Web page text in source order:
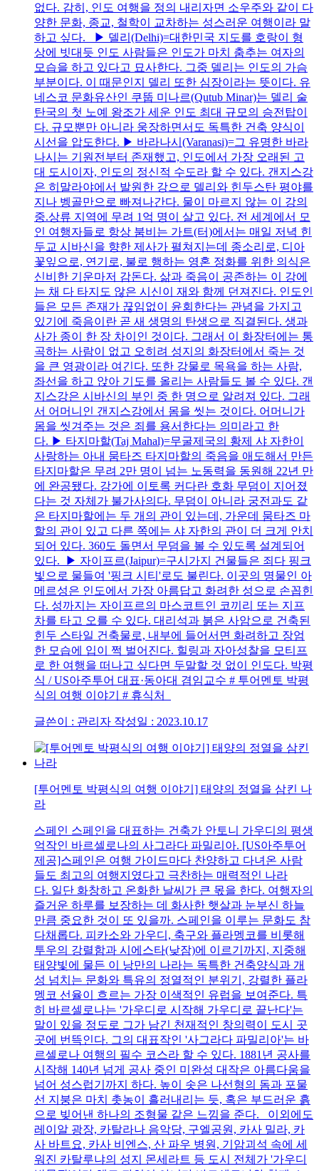
없다. 감히, 인도 여행을 정의 내리자면 소우주와 같이 다
양한 문화, 종교, 철학이 교차하는 성스러운 여행이라 말
하고 싶다. ▶ 델리(Delhi)=대한민국 지도를 호랑이 형
상에 빗대듯 인도 사람들은 인도가 마치 춤추는 여자의
모습을 하고 있다고 묘사한다. 그중 델리는 인도의 가슴
부분이다. 이 때문인지 델리 또한 심장이라는 뜻이다. 유
네스코 문화유산인 쿠뚭 미나르(Qutub Minar)는 델리 술
탄국의 첫 노예 왕조가 세운 인도 최대 규모의 승전탑이
다. 규모뿐만 아니라 웅장하면서도 독특한 건축 양식이
시선을 압도한다. ▶ 바라나시(Varanasi)=그 유명한 바라
나시는 기원전부터 존재했고, 인도에서 가장 오래된 고
대 도시이자, 인도의 정신적 수도라 할 수 있다. 갠지스강
은 히말라야에서 발원한 강으로 델리와 힌두스탄 평야를
지나 벵골만으로 빠져나간다. 물이 마르지 않는 이 강의
중.상류 지역에 무려 1억 명이 살고 있다. 전 세계에서 모
인 여행자들로 항상 붐비는 가트(터)에서는 매일 저녁 힌
두교 시바신을 향한 제사가 펼쳐지는데 종소리로, 디아
꽃잎으로, 연기로, 불로 행하는 영혼 정화를 위한 의식은
신비한 기운마저 감돈다. 삶과 죽음이 공존하는 이 강에
는 채 다 타지도 않은 시신이 재와 함께 던져진다. 인도인
들은 모든 존재가 끊임없이 윤회한다는 관념을 가지고
있기에 죽음이란 곧 새 생명의 탄생으로 직결된다. 생과
사가 종이 한 장 차이인 것이다. 그래서 이 화장터에는 통
곡하는 사람이 없고 오히려 성지의 화장터에서 죽는 것
을 큰 영광이라 여긴다. 또한 강물로 목욕을 하는 사람,
좌선을 하고 앉아 기도를 올리는 사람들도 볼 수 있다. 갠
지스강은 시바신의 부인 중 한 명으로 알려져 있다. 그래
서 어머니인 갠지스강에서 몸을 씻는 것이다. 어머니가
몸을 씻겨주는 것은 죄를 용서한다는 의미라고 한
다. ▶ 타지마할(Taj Mahal)=무굴제국의 황제 샤 자한이
사랑하는 아내 뭄타즈 타지마할의 죽음을 애도해서 만든
타지마할은 무려 2만 명이 넘는 노동력을 동원해 22년 만
에 완공됐다. 강가에 이토록 커다란 호화 무덤이 지어졌
다는 것 자체가 불가사의다. 무덤이 아니라 궁전과도 같
은 타지마할에는 두 개의 관이 있는데, 가운데 뭄타즈 마
할의 관이 있고 다른 쪽에는 샤 자한의 관이 더 크게 안치
되어 있다. 360도 돌면서 무덤을 볼 수 있도록 설계되어
있다. ▶ 자이프르(Jaipur)=구시가지 건물들은 죄다 핑크
빛으로 물들여 '핑크 시티'로도 불린다. 이곳의 명물인 아
메르성은 인도에서 가장 아름답고 화려한 성으로 손꼽힌
다. 성까지는 자이프르의 마스코트인 코끼리 또는 지프
차를 타고 오를 수 있다. 대리석과 붉은 사암으로 건축된
힌두 스타일 건축물로, 내부에 들어서면 화려하고 장엄
한 모습에 입이 쩍 벌어진다. 힐링과 자아성찰을 모티프
로 한 여행을 떠나고 싶다면 두말할 것 없이 인도다. 박평
식 / US아주투어 대표·동아대 겸임교수 # 투어멘토 박평
식의 여행 이야기 # 휴식처
글쓴이 : 관리자 작성일 : 2023.10.17
[투어멘토 박평식의 여행 이야기] 태양의 정열을 삼킨 나
라
스페인 스페인을 대표하는 건축가 안토니 가우디의 평생
억작인 바르셀로나의 사그라다 파밀리아. [US아주투어
제공]스페인은 여행 가이드마다 찬양하고 다녀온 사람
들도 최고의 여행지였다고 극찬하는 매력적인 나라
다. 일단 화창하고 온화한 날씨가 큰 몫을 한다. 여행자의
즐거운 하루를 보장하는 데 화사한 햇살과 눈부신 하늘
만큼 중요한 것이 또 있을까. 스페인을 이루는 문화도 참
다채롭다. 피카소와 가우디, 축구와 플라멩코를 비롯해
투우의 강렬함과 시에스타(낮잠)에 이르기까지, 지중해
태양빛에 물든 이 낭만의 나라는 독특한 건축양식과 개
성 넘치는 문화와 특유의 정열적인 분위기, 강렬한 플라
멩코 선율이 흐르는 가장 이색적인 유럽을 보여준다. 특
히 바르셀로나는 '가우디로 시작해 가우디로 끝난다'는
말이 있을 정도로 그가 남긴 천재적인 창의력이 도시 곳
곳에 번뜩인다. 그의 대표작인 '사그라다 파밀리아'는 바
르셀로나 여행의 필수 코스라 할 수 있다. 1881년 공사를
시작해 140년 넘게 공사 중인 미완성 대작은 아름다움을
넘어 성스럽기까지 하다. 높이 솟은 나선형의 돔과 포물
선 지붕은 마치 촛농이 흘러내리는 듯, 혹은 부드러운 흙
으로 빚어낸 하나의 조형물 같은 느낌을 준다. 이외에도
레이알 광장, 카탈라나 음악당, 구엘공원, 카사 밀라, 카
사 바트요, 카사 비엔스, 산 파우 병원, 기암괴석 속에 세
워진 카탈루냐의 성지 몬세라트 등 도시 전체가 '가우디